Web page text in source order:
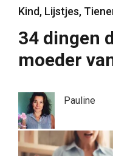
Kind, Lijstjes,
34 dingen
moeder
Pauline